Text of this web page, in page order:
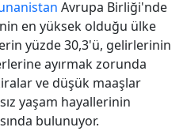
Avrupa Birliği'nde
en yüksek olduğu ülke
yüzde 30,3'ü, gelirlerinin
ayırmak zorunda
ve düşük maaşlar
yaşam hayallerinin
bulunuyor.